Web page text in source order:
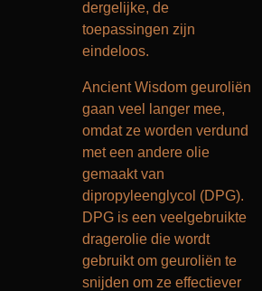
dergelijke, de
toepassingen zijn
eindeloos.
Ancient Wisdom geuroliën
gaan veel langer mee,
omdat ze worden verdund
met een andere olie
gemaakt van
dipropyleenglycol (DPG).
DPG is een veelgebruikte
dragerolie die wordt
gebruikt om geuroliën te
snijden om ze effectiever